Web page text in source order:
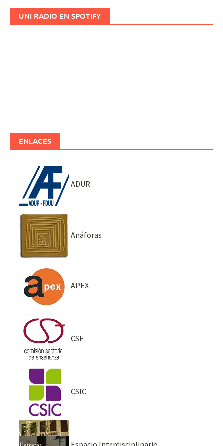
UNI RADIO EN SPOTIFY
ENLACES
ADUR
Anáforas
APEX
CSE
CSIC